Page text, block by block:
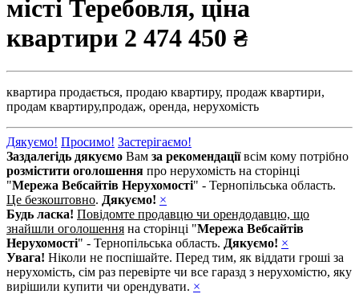
місті Теребовля, ціна
квартири 2 474 450 ₴
квартира продається, продаю квартиру, продаж квартири,
продам квартиру,продаж, оренда, нерухомість
Дякуємо! Просимо! Застерігаємо!
Заздалегідь дякуємо Вам за рекомендаціївсім кому потрібно
розмістити оголошення про нерухомість на сторінці
"Мережа Вебсайтів Нерухомості" - Тернопільська область.
Це безкоштовно. Дякуємо! ×
Будь ласка! Повідомте продавцю чи орендодавцю, що
знайшли оголошення на сторінці "Мережа Вебсайтів
Нерухомості" - Тернопільська область. Дякуємо! ×
Увага! Ніколи не поспішайте. Перед тим, як віддати гроші за
нерухомість, сім раз перевірте чи все гаразд з нерухомістю, яку
вирішили купити чи орендувати. ×